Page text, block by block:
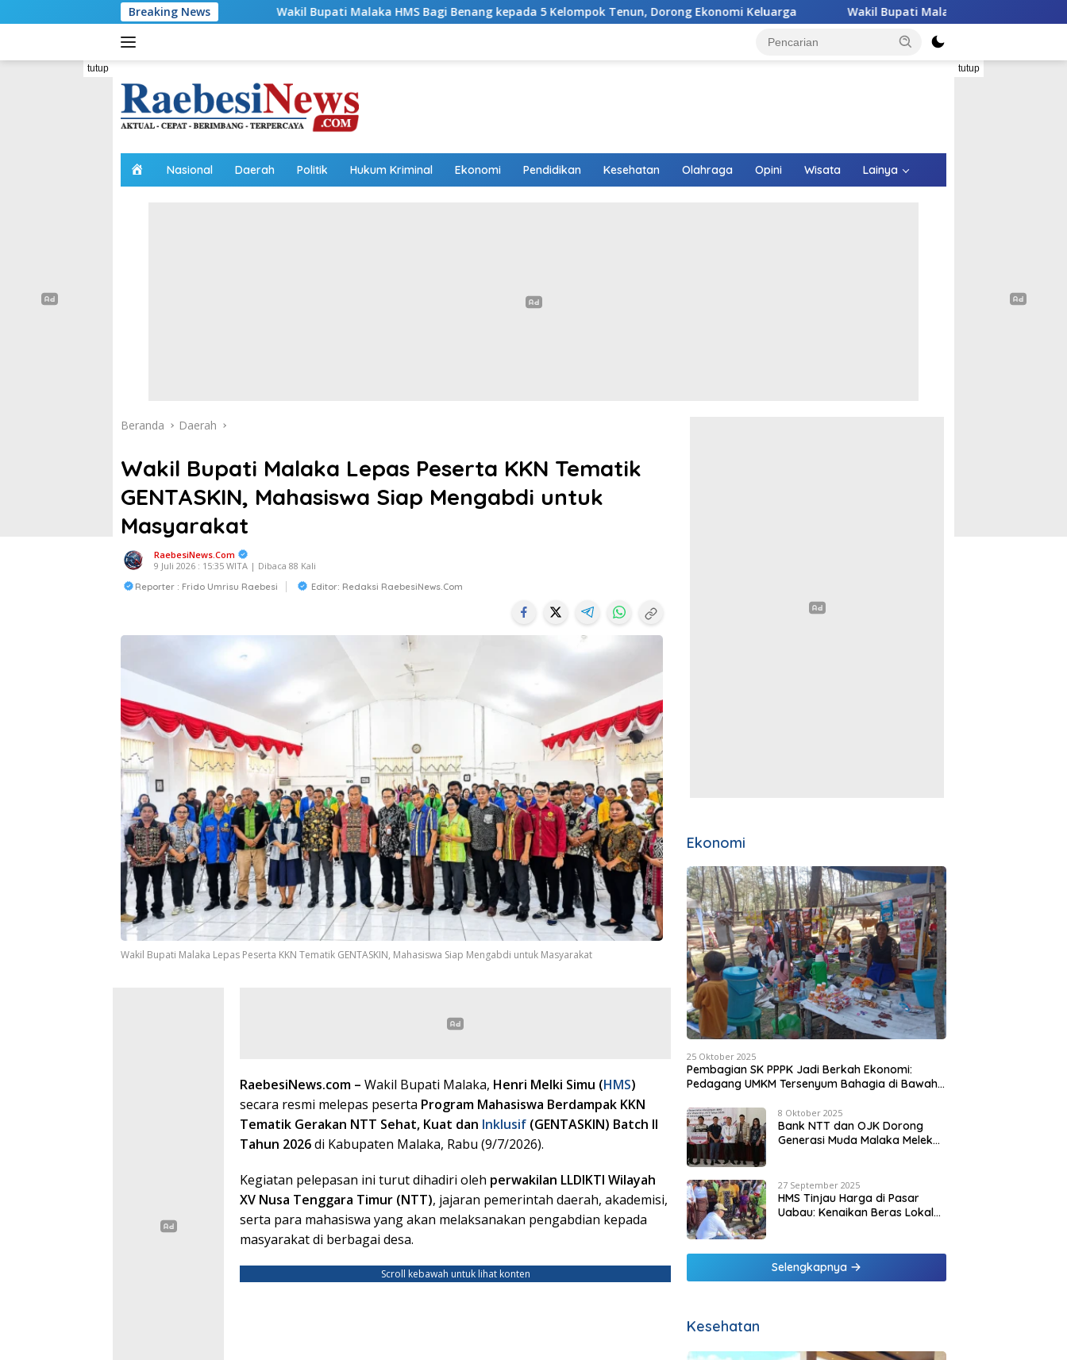
ke
Breaking News
Wakil Bupati Malaka HMS Bagi Benang kepada 5 Kelompok Tenun, Dorong Ekonomi Keluarga Wakil Bupati Malaka HMS Tinjau Kelompok Peternak Babi
tutup tutup
o
Nasional Daerah Politik Hukum Kriminal Ekonomi Pendidikan Kesehatan Olahraga Opini Wisata Lainya
Beranda Daerah
Wakil Bupati Malaka Lepas Peserta KKN Tematik
GENTASKIN, Mahasiswa Siap Mengabdi untuk
Masyarakat
RaebesiNews.Com
9 Juli 2026 : 15:35 WITA | Dibaca 88 Kali
Reporter : Frido Umrisu Raebesi Editor: Redaksi RaebesiNews.com
Wakil Bupati Malaka Lepas Peserta KKN Tematik GENTASKIN, Mahasiswa Siap Mengabdi untuk Masyarakat
RaebesiNews.com – Wakil Bupati Malaka, Henri Melki Simu (HMS)
secara resmi melepas peserta Program Mahasiswa Berdampak KKN
Tematik Gerakan NTT Sehat, Kuat dan Inklusif (GENTASKIN) Batch II
Tahun 2026di Kabupaten Malaka, Rabu (9/7/2026).
Kegiatan pelepasan ini turut dihadiri oleh perwakilan LLDIKTI Wilayah
XV Nusa Tenggara Timur (NTT), jajaran pemerintah daerah, akademisi,
serta para mahasiswa yang akan melaksanakan pengabdian kepada
masyarakat di berbagai desa.
Scroll kebawah untuk lihat konten
Ekonomi
25 Oktober 2025
Pembagian SK PPPK Jadi Berkah Ekonomi:
Pedagang UMKM Tersenyum Bahagia di Bawah
8 Oktober 2025
Bank NTT dan OJK Dorong
Generasi Muda Malaka Melek
27 September 2025
HMS Tinjau Harga di Pasar
Uabau: Kenaikan Beras Lokal
Selengkapnya
Kesehatan